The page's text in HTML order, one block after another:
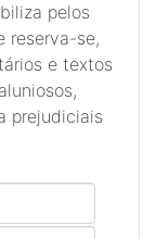
pelos
reserva-se,
e textos
prejudiciais